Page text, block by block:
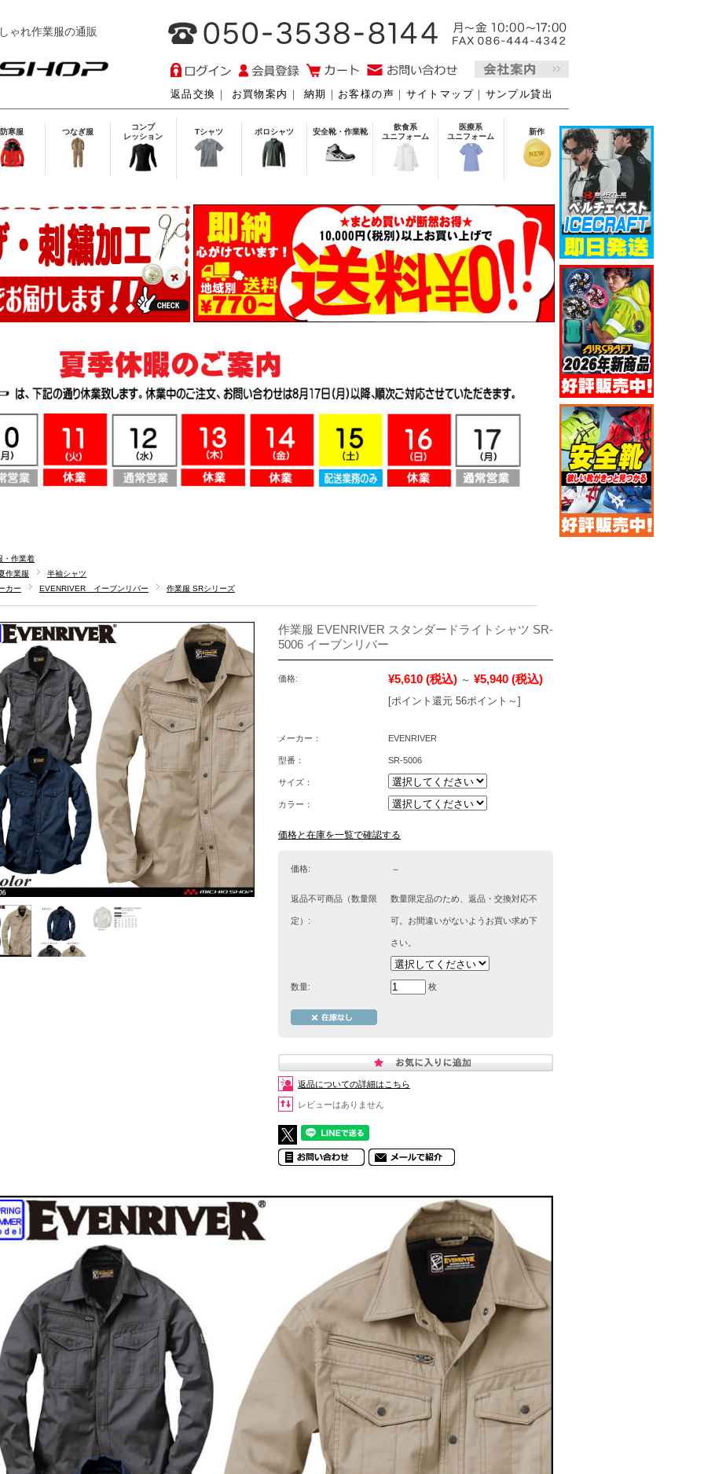
れ作業服の通販
返品交換 ｜ お買物案内 ｜ 納期 ｜ お客様の声 ｜ サイトマップ ｜ サンプル貸出
防寒服 つなぎ服
コンプ
レッション
Tシャツ ポロシャツ 安全靴・作業靴
飲食系
ユニフォーム
医療系
ユニフォーム
新作
・作業着
作業服
半袖シャツ
カー
EVENRIVER イーブンリバー 作業服 SRシリーズ
作業服 EVENRIVER スタンダードライトシャツ SR-
5006 イーブンリバー
価格: ¥5,610 (税込) ～ ¥5,940 (税込)
[ポイント還元 56ポイント～]
メーカー： EVENRIVER
型番： SR-5006
サイズ：
カラー：
価格と在庫を一覧で確認する
価格: －
返品不可商品（数量限
定）:
数量限定品のため、返品・交換対応不
可。お間違いがないようお買い求め下
さい。
数量: 枚
返品についての詳細はこちら
レビューはありません